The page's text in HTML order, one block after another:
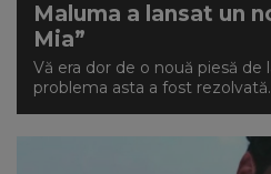
Maluma a lansat un
Mia”
Vă era dor de o nouă piesă de
problema asta a fost